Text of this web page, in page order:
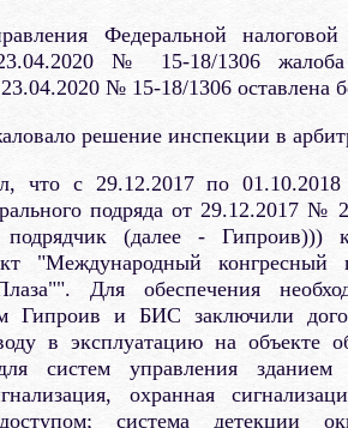
Федеральной
№ 15-18/1306
№ 15-18/1306 оставлена
решение инспекции в
что с 29.12.2017 по
подряда от 29.12.2017
подрядчик (далее - Гипроив)))
"Международный конгресный
Для обеспечения
Гипроив и БИС заключили
в эксплуатацию на объекте
систем управления
охранная
система детекции